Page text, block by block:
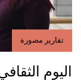
تقارير مصورة
اليوم